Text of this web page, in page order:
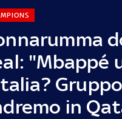
"Mbappé
in